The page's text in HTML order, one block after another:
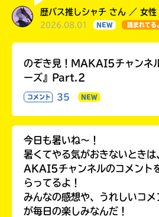
歴バス推しシャチ さん ／ 女
2026.08.01 NEW 読まれてる
のぞき見！MAKAI5チャンネ
ーズ』Part.2
コメント 35 NEW
今日も暑いね〜！
暑くてやる気がおきないとき
AKAI5チャンネルのコメント
らってるよ！
みんなの感想や、うれしいコメ
が毎日の楽しみなんだ！